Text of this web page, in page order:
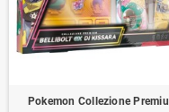
Pokemon Collezione